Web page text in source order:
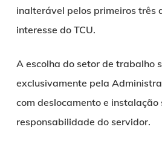
inalterável pelos primeiros três
interesse do TCU.
A escolha do setor de trabalho
exclusivamente pela
com deslocamento e instalação
responsabilidade do servidor.